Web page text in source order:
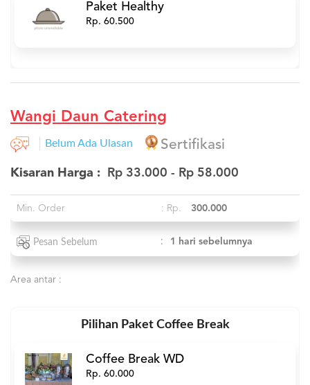
Paket Healthy
Rp. 60.500
Wangi Daun Catering
Belum Ada Ulasan Sertifikasi
Kisaran Harga : Rp 33.000 - Rp 58.000
Min. Order : Rp. 300.000
Pesan Sebelum : 1 hari sebelumnya
Area antar :
Pilihan Paket Coffee Break
Coffee Break WD
Rp. 60.000